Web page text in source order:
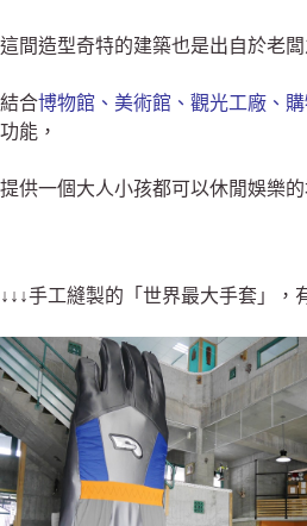
這間造型奇特的建築也是出自於老闆
結合博物館、美術館、觀光工廠、
功能，
提供一個大人小孩都可以休閒娛樂
↓↓↓手工縫製的「世界最大手套」，